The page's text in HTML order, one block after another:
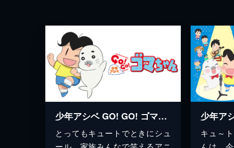
少年アシベ GO! GO! ゴマちゃん
とってもキュートでときにシュ
キュ～